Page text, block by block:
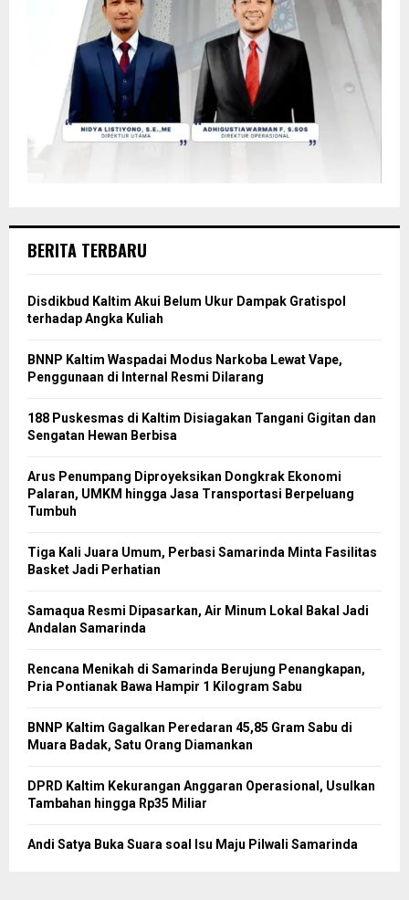
BERITA TERBARU
Disdikbud Kaltim Akui Belum Ukur Dampak Gratispol
terhadap Angka Kuliah
BNNP Kaltim Waspadai Modus Narkoba Lewat Vape,
Penggunaan di Internal Resmi Dilarang
188 Puskesmas di Kaltim Disiagakan Tangani Gigitan dan
Sengatan Hewan Berbisa
Arus Penumpang Diproyeksikan Dongkrak Ekonomi
Palaran, UMKM hingga Jasa Transportasi Berpeluang
Tumbuh
Tiga Kali Juara Umum, Perbasi Samarinda Minta Fasilitas
Basket Jadi Perhatian
Samaqua Resmi Dipasarkan, Air Minum Lokal Bakal Jadi
Andalan Samarinda
Rencana Menikah di Samarinda Berujung Penangkapan,
Pria Pontianak Bawa Hampir 1 Kilogram Sabu
BNNP Kaltim Gagalkan Peredaran 45,85 Gram Sabu di
Muara Badak, Satu Orang Diamankan
DPRD Kaltim Kekurangan Anggaran Operasional, Usulkan
Tambahan hingga Rp35 Miliar
Andi Satya Buka Suara soal Isu Maju Pilwali Samarinda